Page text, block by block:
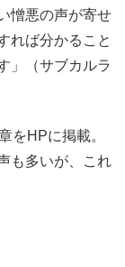
憎悪の声が寄せ
れば分かること
」（サブカルラ
をHPに掲載。
も多いが、これ